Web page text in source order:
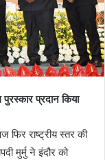
पुरस्कार प्रदान किया
राष्ट्रीय स्तर की
मुर्मु ने इंदौर को